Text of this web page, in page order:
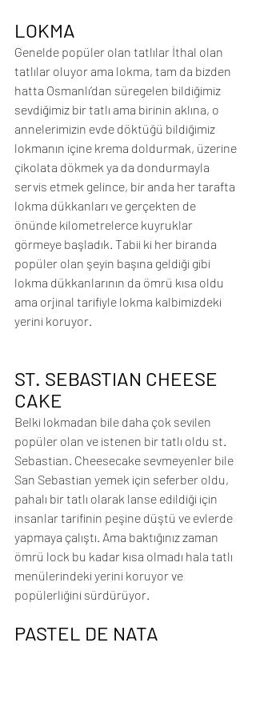
LOKMA
Genelde popüler olan tatlılar İthal olan
tatlılar oluyor ama lokma, tam da bizden
hatta Osmanlı’dan süregelen bildiğimiz
sevdiğimiz bir tatlı ama birinin aklına, o
annelerimizin evde döktüğü bildiğimiz
lokmanın içine krema doldurmak, üzerine
çikolata dökmek ya da dondurmayla
servis etmek gelince, bir anda her tarafta
lokma dükkanları ve gerçekten de
önünde kilometrelerce kuyruklar
görmeye başladık. Tabii ki her biranda
popüler olan şeyin başına geldiği gibi
lokma dükkanlarının da ömrü kısa oldu
ama orjinal tarifiyle lokma kalbimizdeki
yerini koruyor.
ST. SEBASTIAN CHEESE
CAKE
Belki lokmadan bile daha çok sevilen
popüler olan ve istenen bir tatlı oldu st.
Sebastian. Cheesecake sevmeyenler bile
San Sebastian yemek için seferber oldu,
pahalı bir tatlı olarak lanse edildiği için
insanlar tarifinin peşine düştü ve evlerde
yapmaya çalıştı. Ama baktığınız zaman
ömrü lock bu kadar kısa olmadı hala tatlı
menülerindeki yerini koruyor ve
popülerliğini sürdürüyor.
PASTEL DE NATA